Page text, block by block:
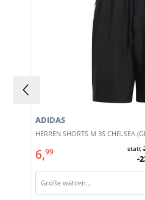
HERREN SHORTS M 3S CHELSEA
ADIDAS
6,99 statt
-
Größe wählen…